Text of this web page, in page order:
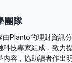
團隊
Planto的理財資訊分
科技專家組成，致力
內容，協助讀者作出